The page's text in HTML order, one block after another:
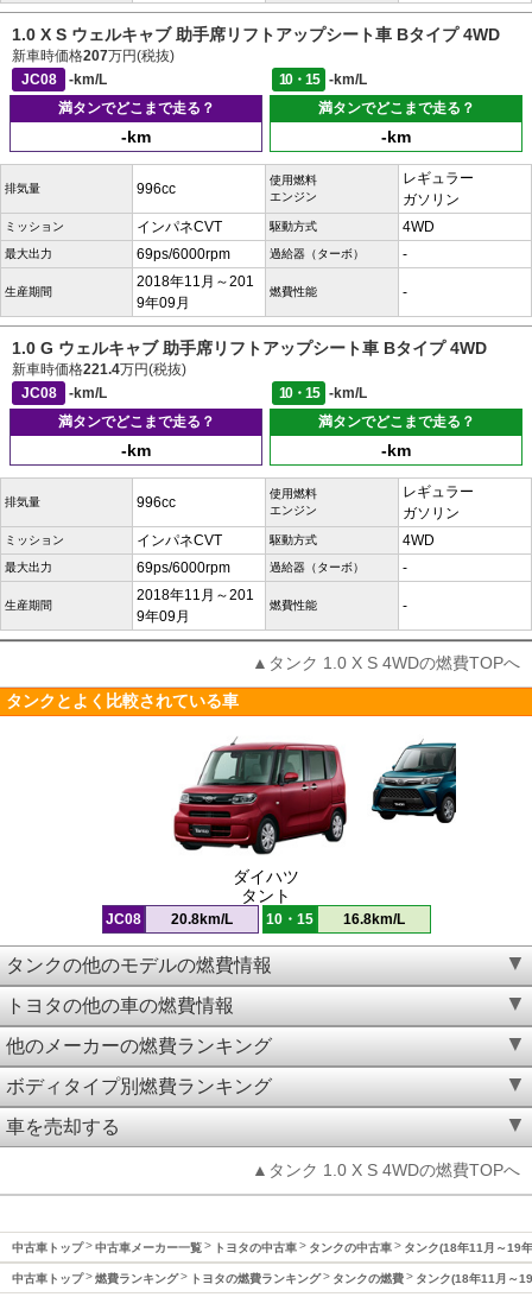
1.0 X S ウェルキャブ 助手席リフトアップシート車 Bタイプ 4WD
新車時価格207万円(税抜)
JC08
-km/L 10・15
-km/L
満タンでどこまで走る？
-km
満タンでどこまで走る？
-km
排気量 996cc
使用燃料
エンジン
レギュラー
ガソリン
ミッション インパネCVT 駆動方式 4WD
最大出力 69ps/6000rpm 過給器（ターボ） -
生産期間
2018年11月～201
9年09月
燃費性能 -
1.0 G ウェルキャブ 助手席リフトアップシート車 Bタイプ 4WD
新車時価格221.4万円(税抜)
JC08
-km/L 10・15
-km/L
満タンでどこまで走る？
-km
満タンでどこまで走る？
-km
排気量 996cc
使用燃料
エンジン
レギュラー
ガソリン
ミッション インパネCVT 駆動方式 4WD
最大出力 69ps/6000rpm 過給器（ターボ） -
生産期間
2018年11月～201
9年09月
燃費性能 -
▲タンク 1.0 X S 4WDの燃費TOPへ
タンクとよく比較されている車
ダイハツ
タント
JC08 20.8km/L 10・15 16.8km/L
タンクの他のモデルの燃費情報
トヨタの他の車の燃費情報
他のメーカーの燃費ランキング
ボディタイプ別燃費ランキング
車を売却する
▲タンク 1.0 X S 4WDの燃費TOPへ
中古車トップ 中古車メーカー一覧 トヨタの中古車 タンクの中古車 タンク(18年11月～19
中古車トップ 燃費ランキング トヨタの燃費ランキング タンクの燃費 タンク(18年11月～